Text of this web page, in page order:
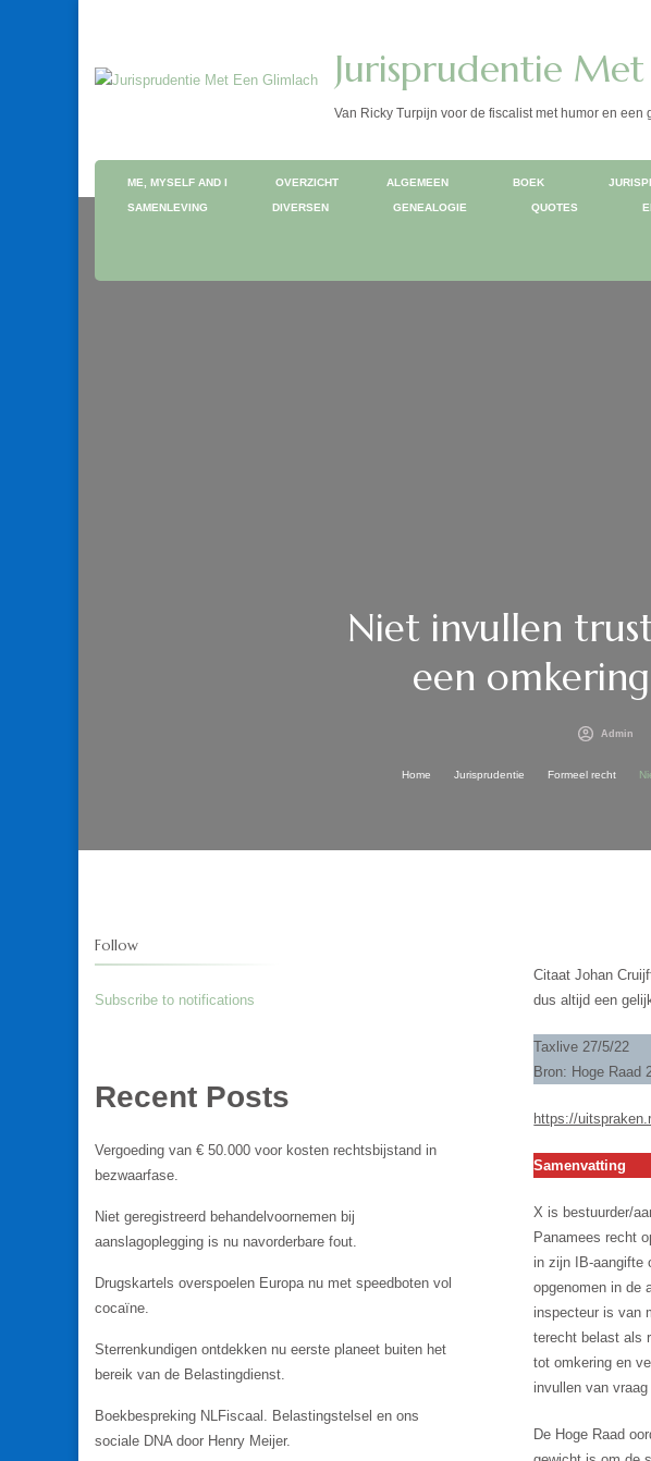
Jurisprudentie
Van Ricky Turpijn voor de fiscalist met humor en een
ME, MYSELF AND I OVERZICHT ALGEMEEN BOEK
SAMENLEVING DIVERSEN GENEALOGIE QUOTES
Niet invullen
een
Admin
Home Jurisprudentie Formeel recht
Citaat Johan
dus altijd een
Taxlive 27/5/22
Bron: Hoge Raad
https://
Samenvatting
X is bestuurder/
Panamees recht
in zijn IB-aangifte
opgenomen in de
inspecteur is van
terecht belast als
tot omkering en
invullen van
De Hoge Raad
Follow
Subscribe to notifications
Recent Posts
Vergoeding van € 50.000 voor kosten rechtsbijstand in
bezwaarfase.
Niet geregistreerd behandelvoornemen bij
aanslagoplegging is nu navorderbare fout.
Drugskartels overspoelen Europa nu met speedboten vol
cocaïne.
Sterrenkundigen ontdekken nu eerste planeet buiten het
bereik van de Belastingdienst.
Boekbespreking NLFiscaal. Belastingstelsel en ons
sociale DNA door Henry Meijer.